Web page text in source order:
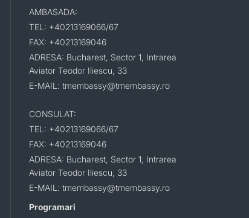
AMBASADA:
TEL: +40213169066/67
FAX: +40213169046
ADRESA: Bucharest, Sector 1, Intrarea
Aviator Teodor Iliescu, 33
E-MAIL: tmembassy@tmembassy.ro
CONSULAT:
TEL: +40213169066/67
FAX: +40213169046
ADRESA: Bucharest, Sector 1, Intrarea
Aviator Teodor Iliescu, 33
E-MAIL: tmembassy@tmembassy.ro
Programari